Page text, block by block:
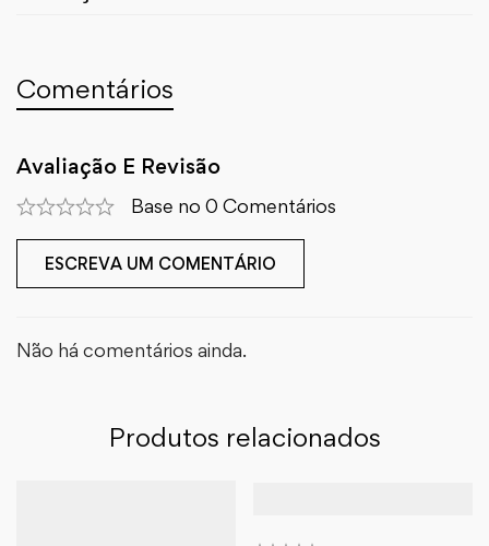
Comentários
Avaliação E Revisão
Base no 0 Comentários
ESCREVA UM COMENTÁRIO
Não há comentários ainda.
Produtos relacionados